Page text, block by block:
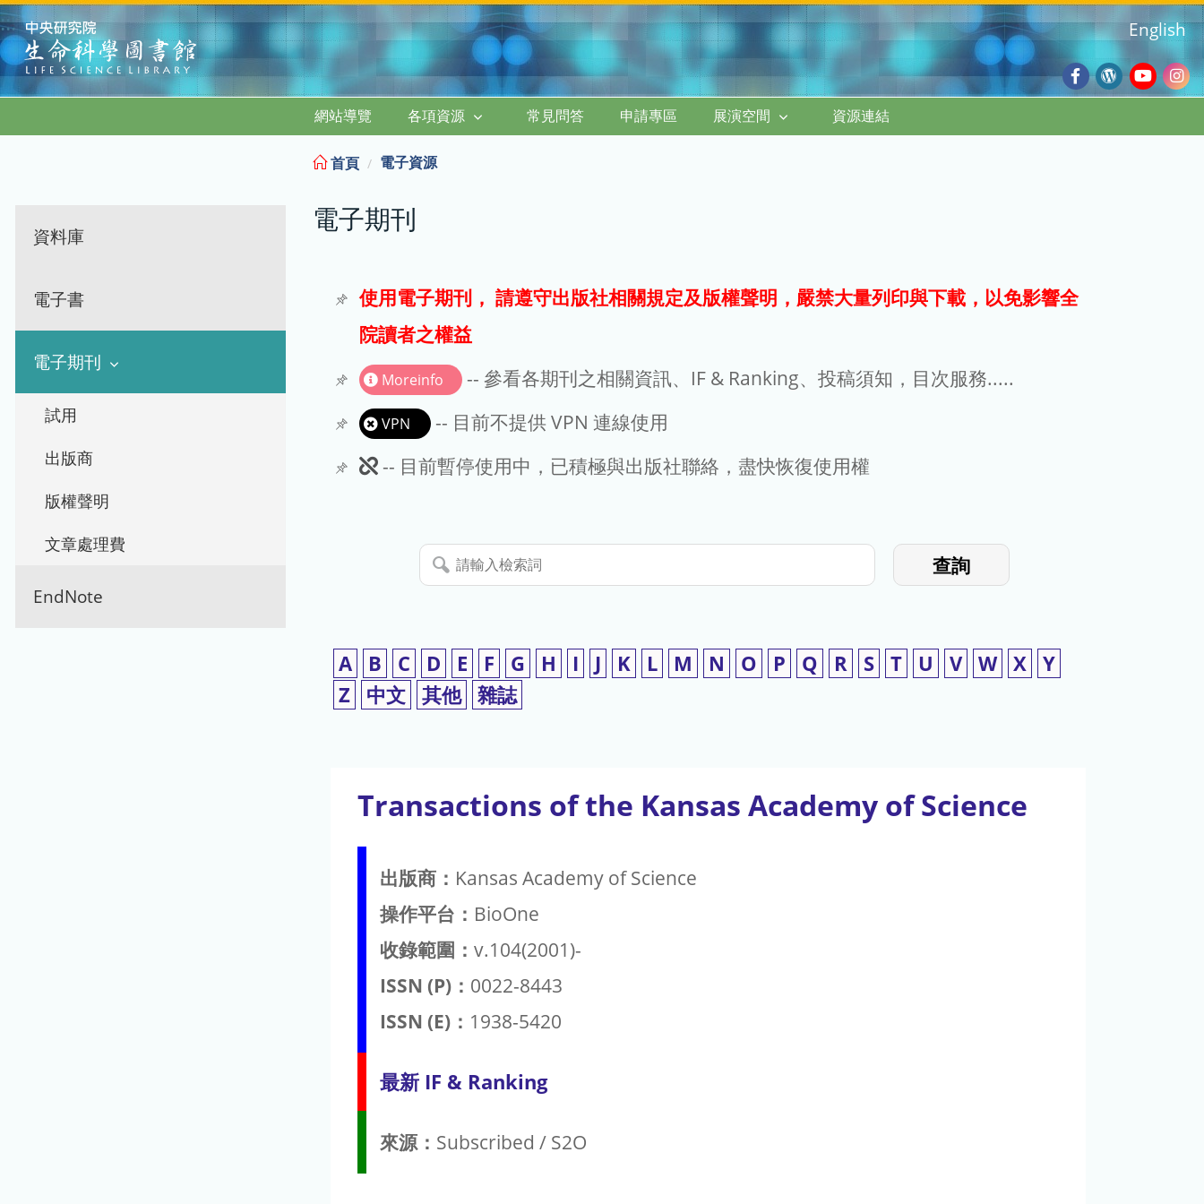
:::
Facebook
Wordpress
Blog
English
網站導覽 各項資源 常見問答 申請專區 展演空間 資源連結
資料庫
電子書
電子期刊
試用
出版商
版權聲明
文章處理費
EndNote
首頁 電子資源
電子期刊
使用電子期刊， 請遵守出版社相關規定及版權聲明，嚴禁大量列印與下載，以免影響全
院讀者之權益
Moreinfo -- 參看各期刊之相關資訊、IF & Ranking、投稿須知，目次服務.....
VPN
-- 目前不提供 VPN 連線使用
此
使
用
-- 目前暫停使用中，已積極與出版社聯絡，盡快恢復使用權
請
輸
索
詞
查詢
A B C D E F G H I J K L M N O P Q R S T U V W X Y
Z
中文 其他 雜誌
Transactions of the Kansas Academy of Science
出版商： Kansas Academy of Science
操作平台： BioOne
收錄範圍： v.104(2001)-
ISSN (P)： 0022-8443
ISSN (E)： 1938-5420
最新 IF & Ranking
來源： Subscribed / S2O